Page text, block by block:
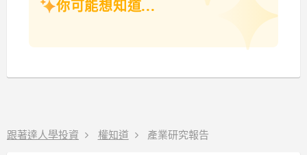
你可能想知道...
跟著達人學投資 權知道 產業研究報告